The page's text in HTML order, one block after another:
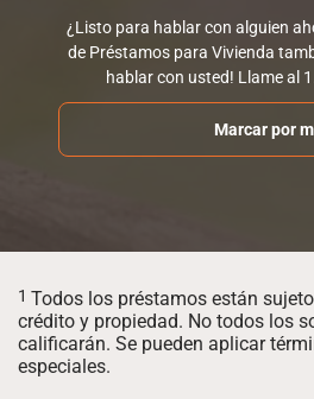
¿Listo para hablar con alguien
de Préstamos para Vivienda
hablar con usted! Llame al
Marcar por
1 Todos los préstamos están
crédito y propiedad. No todos los
calificarán. Se pueden aplicar
especiales.